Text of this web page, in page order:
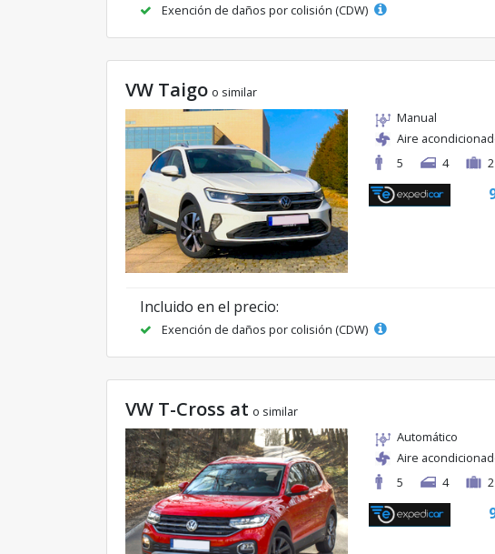
Exención de daños por colisión (CDW)
VW Taigo o similar
Manual
Aire
5
4 2
Incluido en el precio:
Exención de daños por colisión (CDW)
VW T-Cross at o similar
Automático
Aire
5
4 2